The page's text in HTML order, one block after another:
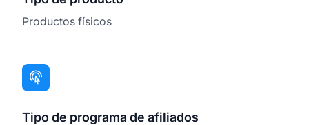
Productos físicos
Tipo de programa de afiliados